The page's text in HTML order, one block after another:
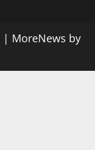
| MoreNews by